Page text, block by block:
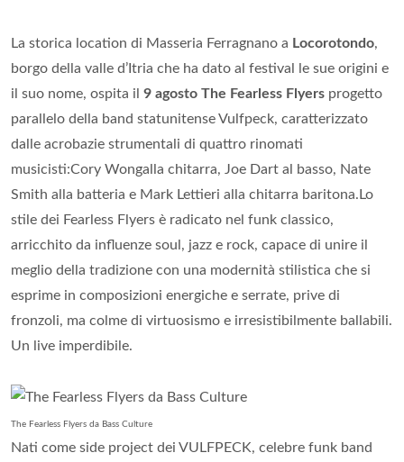
La storica location di Masseria Ferragnano a Locorotondo,
borgo della valle d’Itria che ha dato al festival le sue origini e
il suo nome, ospita il 9 agosto The Fearless Flyers progetto
parallelo della band statunitense Vulfpeck, caratterizzato
dalle acrobazie strumentali di quattro rinomati
musicisti:Cory Wongalla chitarra, Joe Dart al basso, Nate
Smith alla batteria e Mark Lettieri alla chitarra baritona.Lo
stile dei Fearless Flyers è radicato nel funk classico,
arricchito da influenze soul, jazz e rock, capace di unire il
meglio della tradizione con una modernità stilistica che si
esprime in composizioni energiche e serrate, prive di
fronzoli, ma colme di virtuosismo e irresistibilmente ballabili.
Un live imperdibile.
The Fearless Flyers da Bass Culture
Nati come side project dei VULFPECK, celebre funk band